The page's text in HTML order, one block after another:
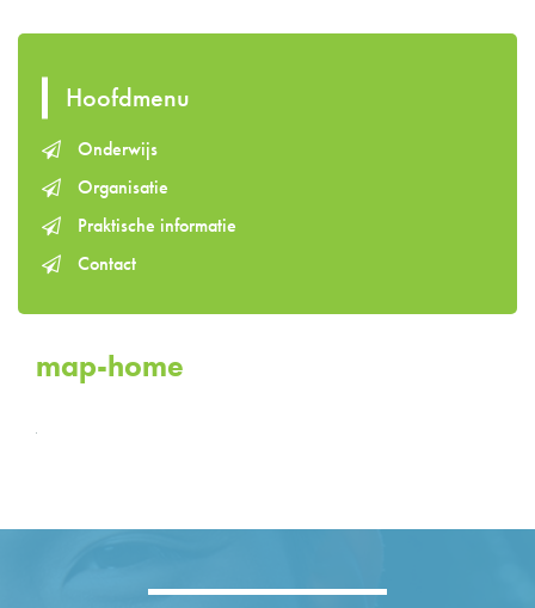
Hoofdmenu
Onderwijs
Organisatie
Praktische informatie
Contact
map-home